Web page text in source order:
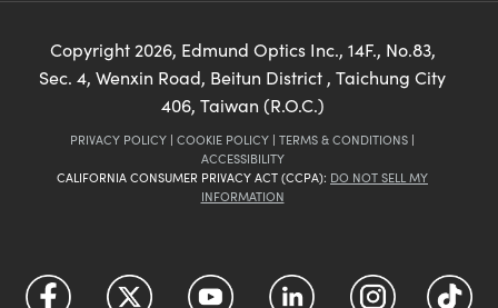
Copyright 2026, Edmund Optics Inc., 14F., No.83,
Sec. 4, Wenxin Road, Beitun District , Taichung City
406, Taiwan (R.O.C.)
PRIVACY POLICY | COOKIE POLICY | TERMS & CONDITIONS |
ACCESSIBILITY
CALIFORNIA CONSUMER PRIVACY ACT (CCPA): DO NOT SELL MY
INFORMATION